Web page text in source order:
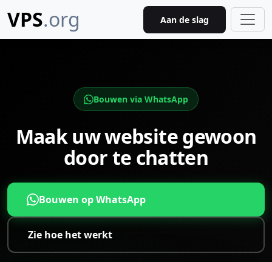
VPS.org Aan de slag
Bouwen via WhatsApp
Maak uw website gewoon
door te chatten
Bouwen op WhatsApp
Zie hoe het werkt